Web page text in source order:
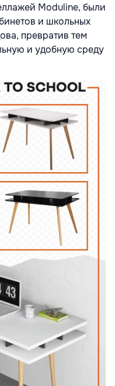
Moduline, были
и школьных
превратив тем
и удобную среду